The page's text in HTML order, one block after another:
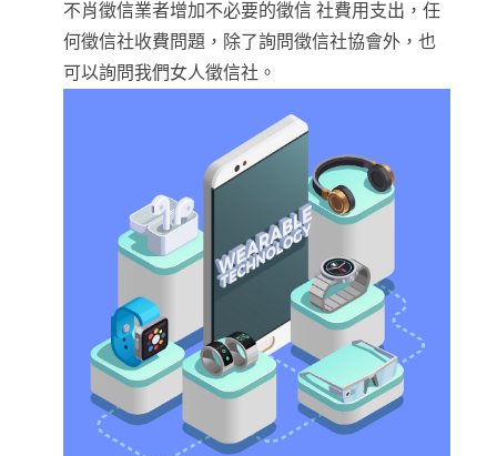
不肖徵信業者增加不必要的徵信 社費用支出，任
何徵信社收費問題，除了詢問徵信社協會外，也
可以詢問我們女人徵信社。